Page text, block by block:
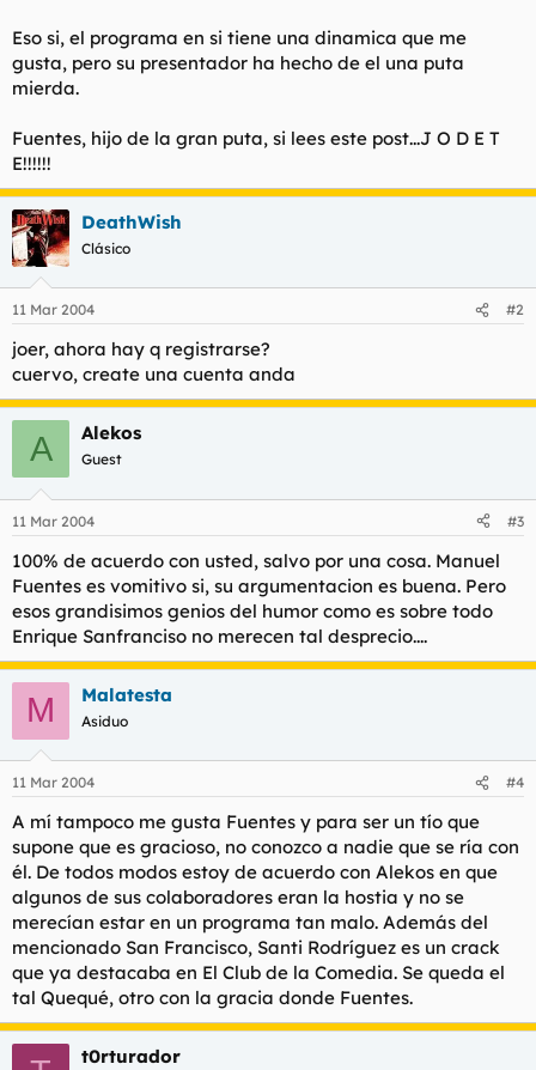
Eso si, el programa en si tiene una dinamica que me
gusta, pero su presentador ha hecho de el una puta
mierda.
Fuentes, hijo de la gran puta, si lees este post...J O D E T
E!!!!!!
DeathWish
Clásico
11 Mar 2004 #2
joer, ahora hay q registrarse?
cuervo, create una cuenta anda
A Alekos
Guest
11 Mar 2004 #3
100% de acuerdo con usted, salvo por una cosa. Manuel
Fuentes es vomitivo si, su argumentacion es buena. Pero
esos grandisimos genios del humor como es sobre todo
Enrique Sanfranciso no merecen tal desprecio....
M Malatesta
Asiduo
11 Mar 2004 #4
A mí tampoco me gusta Fuentes y para ser un tío que
supone que es gracioso, no conozco a nadie que se ría con
él. De todos modos estoy de acuerdo con Alekos en que
algunos de sus colaboradores eran la hostia y no se
merecían estar en un programa tan malo. Además del
mencionado San Francisco, Santi Rodríguez es un crack
que ya destacaba en El Club de la Comedia. Se queda el
tal Quequé, otro con la gracia donde Fuentes.
t0rturador